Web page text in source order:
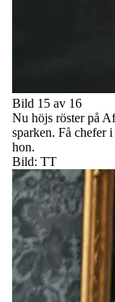
Bild 15 av 16
Nu höjs röster på
sparken. Få chefer
hon.
Bild: TT